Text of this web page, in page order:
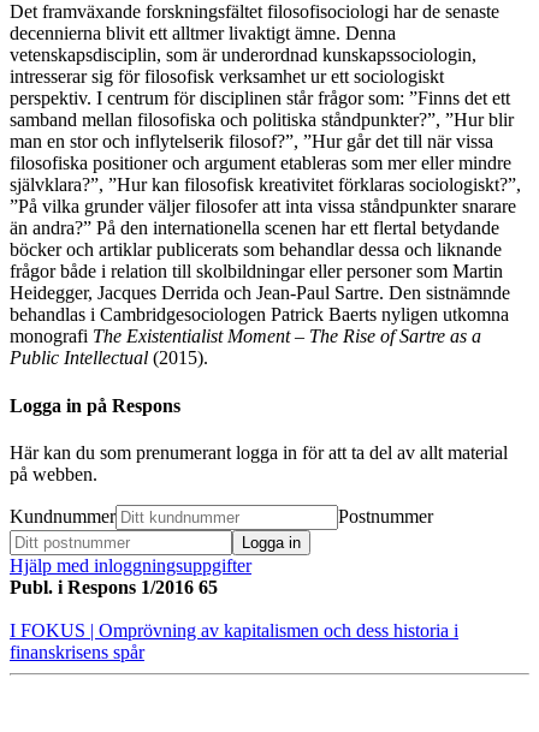
Det framväxande forskningsfältetfilosofisociologi har de senaste
decennierna blivit ett alltmer livaktigt ämne. Denna
vetenskapsdisciplin, som är underordnad kunskapssociologin,
intresserar sig för filosofisk verksamhet ur ett sociologiskt
perspektiv. I centrum för disciplinen står frågor som: ”Finns det ett
samband mellan filosofiska och politiska ståndpunkter?”, ”Hur blir
man en stor och inflytelserik filosof?”, ”Hur går det till när vissa
filosofiska positioner och argument etableras som mer eller mindre
självklara?”, ”Hur kan filosofisk kreativitet förklaras sociologiskt?”,
”På vilka grunder väljer filosofer att inta vissa ståndpunkter snarare
än andra?” På den internationella scenen har ett flertal betydande
böcker och artiklar publicerats som behandlar dessa och liknande
frågor både i relation till skolbildningar eller personer som Martin
Heidegger, Jacques Derrida och Jean-Paul Sartre. Den sistnämnde
behandlas i Cambridgesociologen Patrick Baerts nyligen utkomna
monografi The Existentialist Moment – The Rise of Sartre as a
Public Intellectual (2015).
Logga in på Respons
Här kan du som prenumerant logga in för att ta del av allt material
på webben.
Kundnummer Postnummer
Hjälp med inloggningsuppgifter
Publ. i Respons 1/2016 65
I FOKUS | Omprövning av kapitalismen och dess historia i
finanskrisens spår